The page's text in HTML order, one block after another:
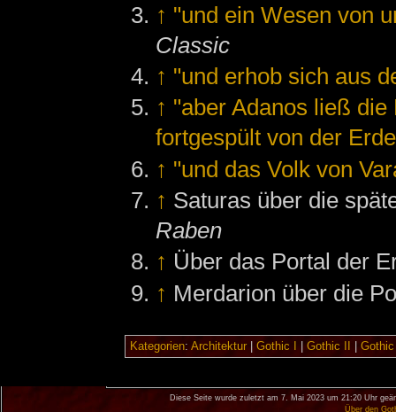
↑ "und ein Wesen von
Classic
↑ "und erhob sich aus
↑ "aber Adanos ließ
fortgespült von der
↑ "und das Volk von
↑ Saturas über die
Raben
↑ Über das Portal der
↑ Merdarion über die
Kategorien: Architektur| Gothic I Gothic II
Diese Seite wurde zuletzt am 7. Mai 2023 um 21:20 Uhr
Über den